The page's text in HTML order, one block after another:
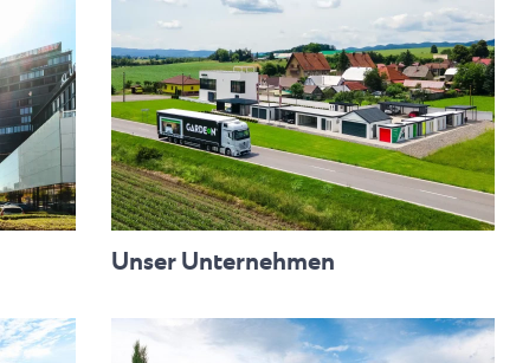
Unser Unternehmen